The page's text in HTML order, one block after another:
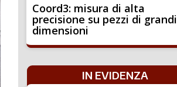
Coord3: misura di alta
precisione su pezzi di grandi
dimensioni
IN EVIDENZA